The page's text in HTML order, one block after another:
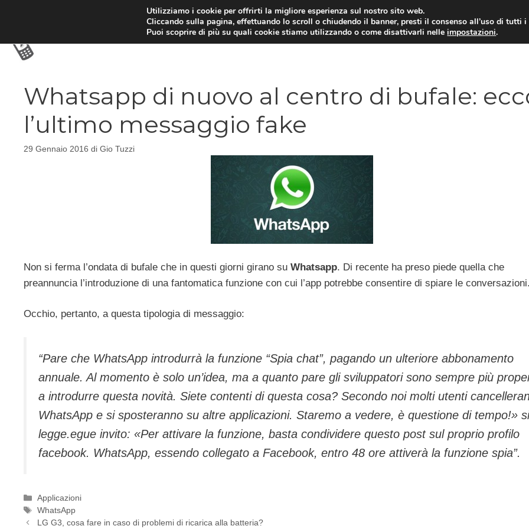
TARIFFE E PROMOZIONI
Whatsapp di nuovo al centro di bufale:
l’ultimo messaggio fake
29 Gennaio 2016 di Gio Tuzzi
Non si ferma l’ondata di bufale che in questi giorni girano su Whatsapp. Di recente ha preso piede quella che
preannuncia l’introduzione di una fantomatica funzione con cui l’app potrebbe consentire di spiare le conversazioni.
Occhio, pertanto, a questa tipologia di messaggio:
“Pare che WhatsApp introdurrà la funzione “Spia chat”, pagando un ulteriore abbonamento
annuale. Al momento è solo un’idea, ma a quanto pare gli sviluppatori sono sempre più
a introdurre questa novità. Siete contenti di questa cosa? Secondo noi molti utenti
WhatsApp e si sposteranno su altre applicazioni. Staremo a vedere, è questione di tempo!» si
legge.egue invito: «Per attivare la funzione, basta condividere questo post sul proprio profilo
facebook. WhatsApp, essendo collegato a Facebook, entro 48 ore attiverà la funzione spia”.
Categorie
Applicazioni
Tag
WhatsApp
LG G3, cosa fare in caso di problemi di ricarica alla batteria?
Utilizziamo i cookie per offrirti la migliore esperienza sul nostro sito web.
Cliccando sulla pagina, effettuando lo scroll o chiudendo il banner, presti il consenso all’uso di tutti i
Puoi scoprire di più su quali cookie stiamo utilizzando o come disattivarli nelleimpostazioni.